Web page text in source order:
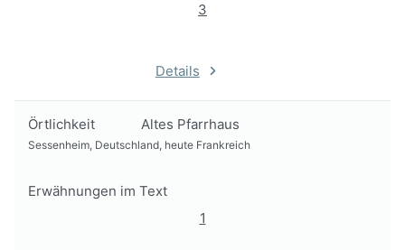
3
Details
Örtlichkeit Altes Pfarrhaus
Sessenheim, Deutschland, heute Frankreich
Erwähnungen im Text
1